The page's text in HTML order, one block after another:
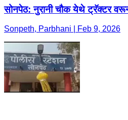
सोनपेठ: नुरानी चौक येथे ट्रॅक्टर
Sonpeth, Parbhani | Feb 9, 2026